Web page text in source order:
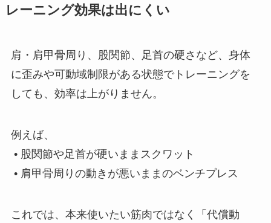
レーニング効果は出にくい
肩・肩甲骨周り、股関節、足首の硬さなど、身体
に歪みや可動域制限がある状態でトレーニングを
しても、効率は上がりません。
例えば、
• 股関節や足首が硬いままスクワット
• 肩甲骨周りの動きが悪いままのベンチプレス
これでは、本来使いたい筋肉ではなく「代償動